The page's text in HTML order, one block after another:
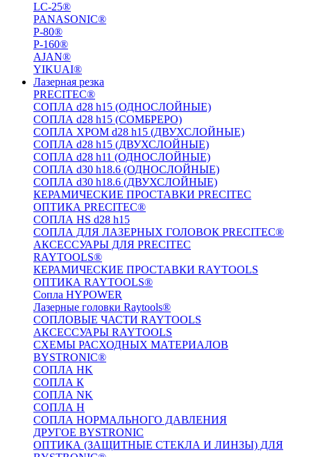
LC-25®
PANASONIC®
P-80®
P-160®
AJAN®
YIKUAI®
Лазерная резка
PRECITEC®
СОПЛА d28 h15 (ОДНОСЛОЙНЫЕ)
СОПЛА d28 h15 (СОМБРЕРО)
СОПЛА ХРОМ d28 h15 (ДВУХСЛОЙНЫЕ)
СОПЛА d28 h15 (ДВУХСЛОЙНЫЕ)
СОПЛА d28 h11 (ОДНОСЛОЙНЫЕ)
СОПЛА d30 h18.6 (ОДНОСЛОЙНЫЕ)
СОПЛА d30 h18.6 (ДВУХСЛОЙНЫЕ)
КЕРАМИЧЕСКИЕ ПРОСТАВКИ PRECITEC
ОПТИКА PRECITEC®
СОПЛА HS d28 h15
СОПЛА ДЛЯ ЛАЗЕРНЫХ ГОЛОВОК PRECITEC®
АКСЕССУАРЫ ДЛЯ PRECITEC
RAYTOOLS®
КЕРАМИЧЕСКИЕ ПРОСТАВКИ RAYTOOLS
ОПТИКА RAYTOOLS®
Сопла HYPOWER
Лазерные головки Raytools®
СОПЛОВЫЕ ЧАСТИ RAYTOOLS
АКСЕССУАРЫ RAYTOOLS
СХЕМЫ РАСХОДНЫХ МАТЕРИАЛОВ
BYSTRONIC®
СОПЛА HK
СОПЛА К
СОПЛА NK
СОПЛА H
СОПЛА НОРМАЛЬНОГО ДАВЛЕНИЯ
ДРУГОЕ BYSTRONIC
ОПТИКА (ЗАЩИТНЫЕ СТЕКЛА И ЛИНЗЫ) ДЛЯ